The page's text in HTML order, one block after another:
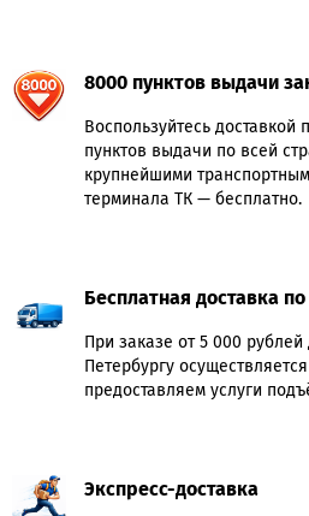
8000 пунктов выдачи
Воспользуйтесь
пунктов выдачи по всей
крупнейшими
терминала ТК — бесплатно.
Бесплатная доставка
При заказе от 5 000 рублей
Петербургу
предоставляем услуги
Экспресс-доставка